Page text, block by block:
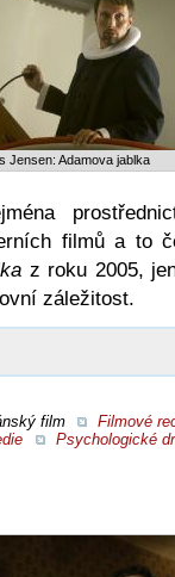
Jensen: Adamova jablka
filmů a to
z roku 2005,
záležitost.
film
Filmové
Psychologické